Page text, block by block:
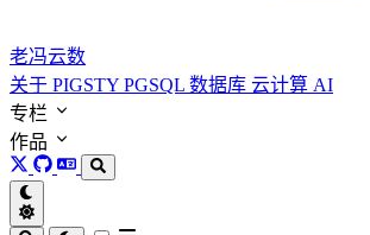
老冯云数
关于 PIGSTY PGSQL 数据库 云计算 AI
专栏
作品